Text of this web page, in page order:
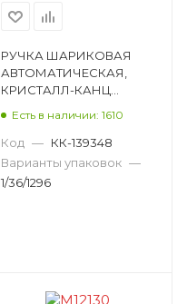
РУЧКА ШАРИКОВАЯ
АВТОМАТИЧЕСКАЯ,
КРИСТАЛЛ-КАНЦ
ПИШУЩИЙ УЗЕЛ
ПУЛЕВИД YC-5515
Есть в наличии: 1610
Код — КК-139348
Варианты упаковок —
1/36/1296